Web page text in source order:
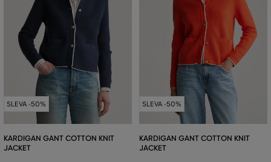
SLEVA -50%
KARDIGAN GANT COTTON KNIT
JACKET
SLEVA -50%
KARDIGAN GANT COTTON KNIT
JACKET